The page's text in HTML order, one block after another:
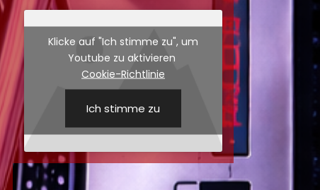
Klicke auf "Ich stimme zu", um
Youtube zu aktivieren
Cookie-Richtlinie
Ich stimme zu